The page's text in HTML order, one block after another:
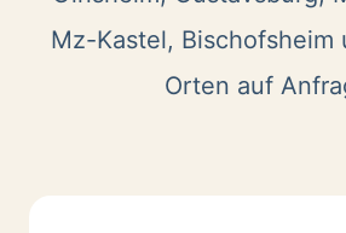
Mz-Kastel, Bischofsheim
Orten auf